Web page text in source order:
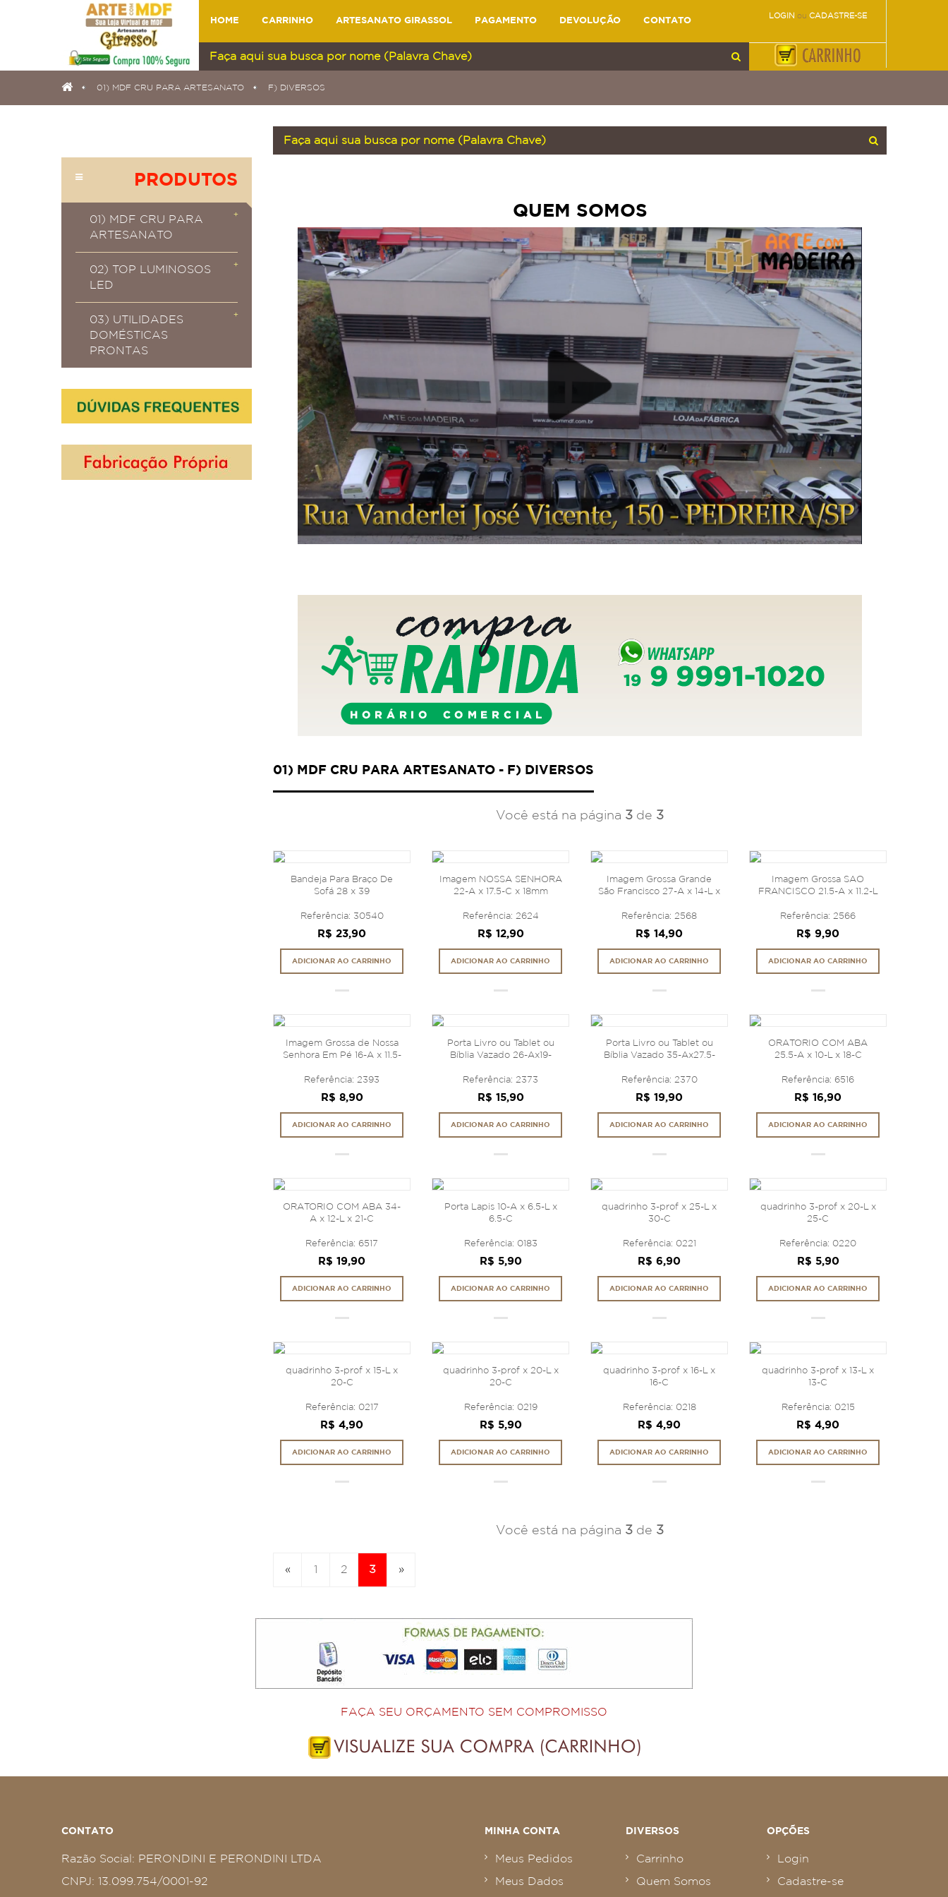
LOGIN ou CADASTRE-SE
HOME CARRINHO ARTESANATO GIRASSOL PAGAMENTO DEVOLUÇÃO CONTATO
01) MDF CRU PARA ARTESANATO F) DIVERSOS
PRODUTOS
01) MDF CRU PARA
ARTESANATO
02) TOP LUMINOSOS
LED
03) UTILIDADES
DOMÉSTICAS
PRONTAS
QUEM SOMOS
01) MDF CRU PARA ARTESANATO - F) DIVERSOS
Você está na página 3 de 3
Bandeja Para Braço De
Sofá 28 x 39
Referência: 30540
R$ 23,90
ADICIONAR AO CARRINHO
Imagem NOSSA SENHORA
22-A x 17.5-C x 18mm
Referência: 2624
R$ 12,90
ADICIONAR AO CARRINHO
Imagem Grossa Grande
São Francisco 27-A x 14-L x
Referência: 2568
R$ 14,90
ADICIONAR AO CARRINHO
Imagem Grossa SAO
FRANCISCO 21.5-A x 11.2-L
Referência: 2566
R$ 9,90
ADICIONAR AO CARRINHO
Imagem Grossa de Nossa
Senhora Em Pé 16-A x 11.5-
Referência: 2393
R$ 8,90
ADICIONAR AO CARRINHO
Porta Livro ou Tablet ou
Bíblia Vazado 26-Ax19-
Referência: 2373
R$ 15,90
ADICIONAR AO CARRINHO
Porta Livro ou Tablet ou
Bíblia Vazado 35-Ax27.5-
Referência: 2370
R$ 19,90
ADICIONAR AO CARRINHO
ORATORIO COM ABA
25.5-A x 10-L x 18-C
Referência: 6516
R$ 16,90
ADICIONAR AO CARRINHO
ORATORIO COM ABA 34-
A x 12-L x 21-C
Referência: 6517
R$ 19,90
ADICIONAR AO CARRINHO
Porta Lapis 10-A x 6.5-L x
6.5-C
Referência: 0183
R$ 5,90
ADICIONAR AO CARRINHO
quadrinho 3-prof x 25-L x
30-C
Referência: 0221
R$ 6,90
ADICIONAR AO CARRINHO
quadrinho 3-prof x 20-L x
25-C
Referência: 0220
R$ 5,90
ADICIONAR AO CARRINHO
quadrinho 3-prof x 15-L x
20-C
Referência: 0217
R$ 4,90
ADICIONAR AO CARRINHO
quadrinho 3-prof x 20-L x
20-C
Referência: 0219
R$ 5,90
ADICIONAR AO CARRINHO
quadrinho 3-prof x 16-L x
16-C
Referência: 0218
R$ 4,90
ADICIONAR AO CARRINHO
quadrinho 3-prof x 13-L x
13-C
Referência: 0215
R$ 4,90
ADICIONAR AO CARRINHO
Você está na página 3 de 3
« 1 2 3 »
FAÇA SEU ORÇAMENTO SEM COMPROMISSO
CONTATO
Razão Social: PERONDINI E PERONDINI LTDA
CNPJ: 13.099.754/0001-92
MINHA CONTA
Meus Pedidos
Meus Dados
DIVERSOS
Carrinho
Quem Somos
OPÇÕES
Login
Cadastre-se